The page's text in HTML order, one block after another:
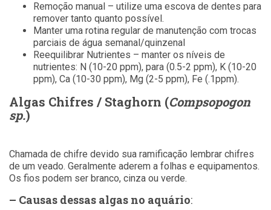
Remoção manual – utilize uma escova de dentes para
remover tanto quanto possível.
Manter uma rotina regular de manutenção com trocas
parciais de água semanal/quinzenal
Reequilibrar Nutrientes – manter os níveis de
nutrientes: N (10-20 ppm), para (0.5-2 ppm), K (10-20
ppm), Ca (10-30 ppm), Mg (2-5 ppm), Fe (.1ppm).
Algas Chifres / Staghorn (Compsopogon
sp.)
Chamada de chifre devido sua ramificação lembrar chifres
de um veado. Geralmente aderem a folhas e equipamentos.
Os fios podem ser branco, cinza ou verde.
– Causas dessas algas no aquário: